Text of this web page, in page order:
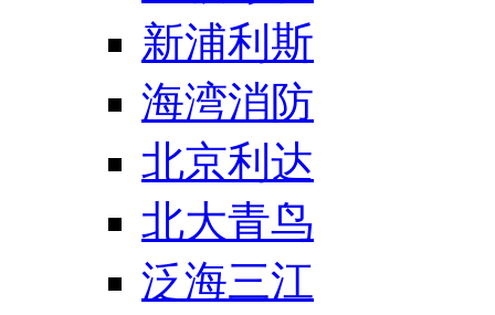
新浦利斯
海湾消防
北京利达
北大青鸟
泛海三江